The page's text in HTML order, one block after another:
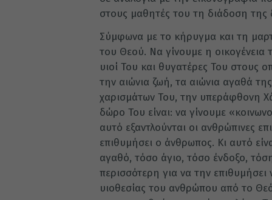
στους μαθητές του τη διάδοση της
Σύμφωνα με το κήρυγμα και τη
του Θεού. Να γίνουμε η οικογένεια
υιοί Του και θυγατέρες Του στους
την αιώνια ζωή, τα αιώνια αγαθά
χαρισμάτων Του, την υπεράφθονη
δώρο Του είναι: να γίνουμε
αυτό εξαντλούνται οι ανθρώπινες
επιθυμήσει ο άνθρωπος. Κι αυτό
αγαθό, τόσο άγιο, τόσο ένδοξο,
περισσότερη για να την
υιοθεσίας του ανθρώπου από το